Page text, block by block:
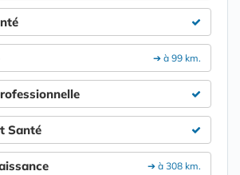
➔ à 99 km.
Santé
➔ à 308 km.